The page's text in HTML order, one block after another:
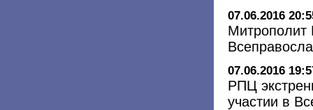
07.06.2016
Митрополит
07.06.2016
РПЦ
участии в